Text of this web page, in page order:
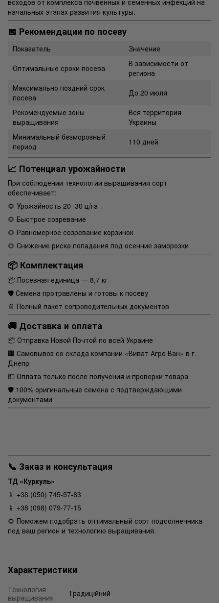
всходов от комплекса почвенных и семенных инфекций на
начальных этапах развития культуры.
📅 Рекомендации по посеву
Показатель
Значение
Оптимальные сроки посева
В зависимости от
региона
Максимально поздний срок
посева
До 20 июля
Рекомендуемые зоны
выращивания
Вся территория
Украины
Минимальный безморозный
период
110 дней
📈 Потенциал урожайности
При соблюдении технологии выращивания сорт
обеспечивает:
🌻 Урожайность 20–30 ц/га
🌻 Быстрое созревание
🌻 Равномерное созревание корзинок
🌻 Снижение риска попадания под осенние заморозки
📦 Комплектация
📦 Посевная единица — 8,7 кг
🛡 Семена протравлены и готовы к посеву
📄 Полный пакет сопроводительных документов
🚚 Доставка и оплата
📦 Отправка Новой Почтой по всей Украине
🏢 Самовывоз со склада компании «Виват Агро Ван» в г.
Днепр
💵 Оплата только после получения и проверки товара
🛡 100% оригинальные семена с подтверждающими
документами
📞 Заказ и консультация
ТД «Куркуль»
📱 +38 (050) 745-57-83
📱 +38 (098) 079-77-15
🌻 Поможем подобрать оптимальный сорт подсолнечника
под ваш регион и технологию выращивания.
Характеристики
Технология
выращивания
Традиційний